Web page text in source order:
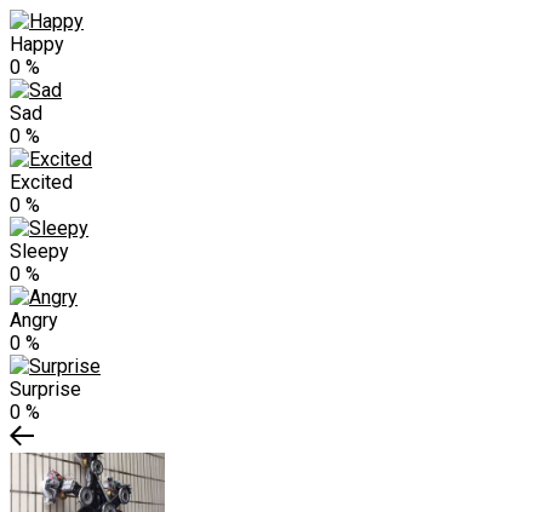
Happy
0 %
Sad
0 %
Excited
0 %
Sleepy
0 %
Angry
0 %
Surprise
0 %